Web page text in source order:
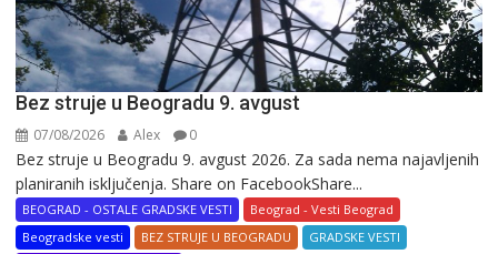
Bez struje u Beogradu 9. avgust
07/08/2026 Alex 0
Bez struje u Beogradu 9. avgust 2026. Za sada nema najavljenih
planiranih isključenja. Share on FacebookShare...
BEOGRAD - OSTALE GRADSKE VESTI
Beograd - Vesti Beograd
Beogradske vesti
BEZ STRUJE U BEOGRADU
GRADSKE VESTI